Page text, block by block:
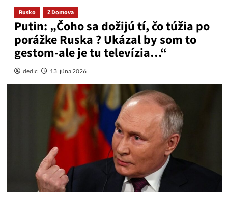
Rusko Z Domova
Putin: „Čoho sa dožijú tí, čo túžia po
porážke Ruska ? Ukázal by som to
gestom-ale je tu televízia…“
dedic 13. júna 2026